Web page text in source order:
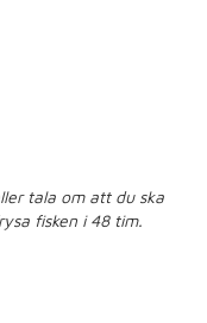
tala om att du ska
fisken i 48 tim.